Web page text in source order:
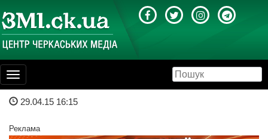
Toggle
navigation
29.04.15 16:15
Реклама